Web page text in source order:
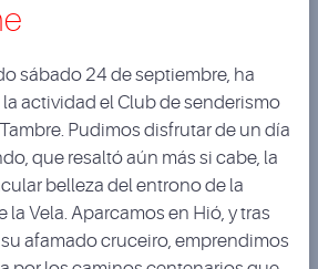
sábado 24 de septiembre, ha
actividad el Club de senderismo
Pudimos disfrutar de un día
que resaltó aún más si cabe, la
belleza del entrono de la
la Vela. Aparcamos en Hió, y tras
afamado cruceiro, emprendimos